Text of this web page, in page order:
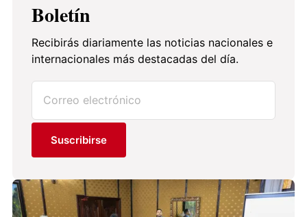
Boletín
Recibirás diariamente las noticias nacionales e
internacionales más destacadas del día.
Suscribirse